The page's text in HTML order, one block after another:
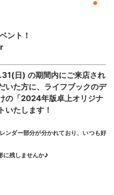
ント！
日) の期間内にご来店され
いた方に、ライフブックのデ
の「2024年版卓上オリジナ
いたします！
ンダー部分が分かれており、いつも好
に残しませんか♪